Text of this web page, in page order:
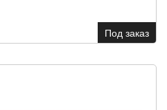
Под заказ